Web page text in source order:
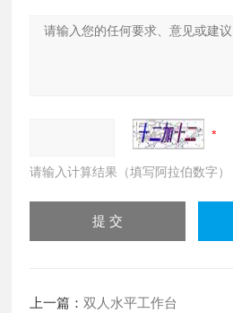
请输入计算结果（填写阿拉伯数字
上一篇： 双人水平工作台